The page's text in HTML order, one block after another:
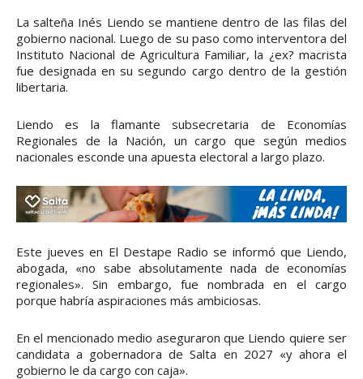
La salteña Inés Liendo se mantiene dentro de las filas del
gobierno nacional. Luego de su paso como interventora del
Instituto Nacional de Agricultura Familiar, la ¿ex? macrista
fue designada en su segundo cargo dentro de la gestión
libertaria.
Liendo es la flamante subsecretaria de Economías
Regionales de la Nación, un cargo que según medios
nacionales esconde una apuesta electoral a largo plazo.
Este jueves en El Destape Radio se informó que Liendo,
abogada, «no sabe absolutamente nada de economías
regionales». Sin embargo, fue nombrada en el cargo
porque habría aspiraciones más ambiciosas.
En el mencionado medio aseguraron que Liendo quiere ser
candidata a gobernadora de Salta en 2027 «y ahora el
gobierno le da cargo con caja».